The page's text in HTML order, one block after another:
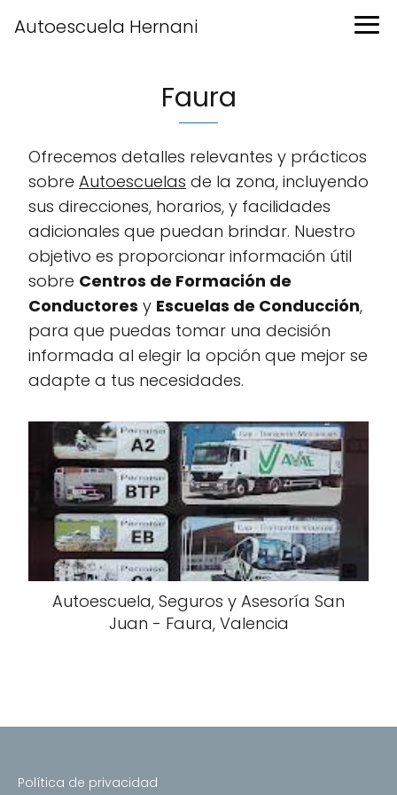
Autoescuela Hernani
Faura
Ofrecemos detalles relevantes y prácticos
sobre Autoescuelas de la zona, incluyendo
sus direcciones, horarios, y facilidades
adicionales que puedan brindar. Nuestro
objetivo es proporcionar información útil
sobre Centros de Formación de
Conductores y Escuelas de Conducción,
para que puedas tomar una decisión
informada al elegir la opción que mejor se
adapte a tus necesidades.
Autoescuela, Seguros y Asesoría San
Juan - Faura, Valencia
Política de privacidad